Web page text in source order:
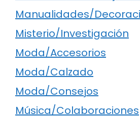
Manualidades/
Misterio/Investigación
Moda/Accesorios
Moda/Calzado
Moda/Consejos
Música/Colaboraciones